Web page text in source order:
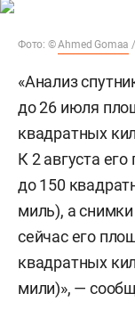
Фото: ©Ahmed Gomaa
«Анализ
до 26 июля
квадратных
К 2 августа
до 150
миль), а
сейчас его
квадратных
мили)», —